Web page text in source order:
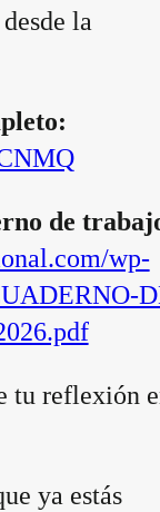
la
de
wp-
tu reflexión
ya estás